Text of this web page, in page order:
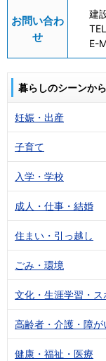
お問い合わ
せ
建
E-
暮らしのシーンか
妊娠・出産
子育て
入学・学校
成人・仕事・結婚
住まい・引っ越し
ごみ・環境
文化・生涯学習・ス
高齢者・介護・障が
健康・福祉・医療